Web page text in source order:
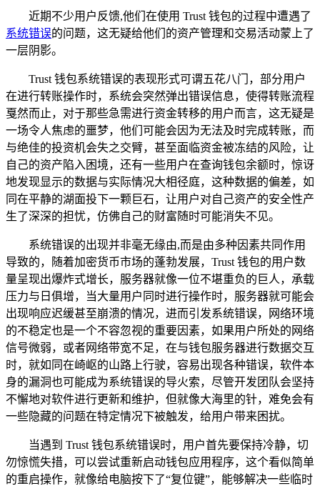
近期不少用户反馈,他们在使用 Trust 钱包的过程中遭遇了
系统错误的问题，这无疑给他们的资产管理和交易活动蒙上了
一层阴影。
Trust 钱包系统错误的表现形式可谓五花八门，部分用户
在进行转账操作时，系统会突然弹出错误信息，使得转账流程
戛然而止，对于那些急需进行资金转移的用户而言，这无疑是
一场令人焦虑的噩梦，他们可能会因为无法及时完成转账，而
与绝佳的投资机会失之交臂，甚至面临资金被冻结的风险，让
自己的资产陷入困境，还有一些用户在查询钱包余额时，惊讶
地发现显示的数据与实际情况大相径庭，这种数据的偏差，如
同在平静的湖面投下一颗巨石，让用户对自己资产的安全性产
生了深深的担忧，仿佛自己的财富随时可能消失不见。
系统错误的出现并非毫无缘由,而是由多种因素共同作用
导致的，随着加密货币市场的蓬勃发展，Trust 钱包的用户数
量呈现出爆炸式增长，服务器就像一位不堪重负的巨人，承载
压力与日俱增，当大量用户同时进行操作时，服务器就可能会
出现响应迟缓甚至崩溃的情况，进而引发系统错误，网络环境
的不稳定也是一个不容忽视的重要因素，如果用户所处的网络
信号微弱，或者网络带宽不足，在与钱包服务器进行数据交互
时，就如同在崎岖的山路上行驶，容易出现各种错误，软件本
身的漏洞也可能成为系统错误的导火索，尽管开发团队会坚持
不懈地对软件进行更新和维护，但就像大海里的针，难免会有
一些隐藏的问题在特定情况下被触发，给用户带来困扰。
当遇到 Trust 钱包系统错误时，用户首先要保持冷静，切
勿惊慌失措，可以尝试重新启动钱包应用程序，这个看似简单
的重启操作，就像给电脑按下了“复位键”，能够解决一些临时